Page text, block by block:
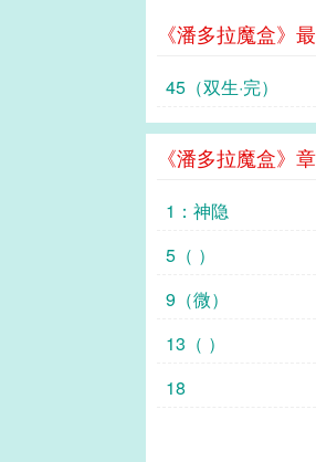
《潘多拉魔盒》
45（双生·完）
《潘多拉魔盒》
1：神隐
5（ ）
9（微）
13（ ）
18